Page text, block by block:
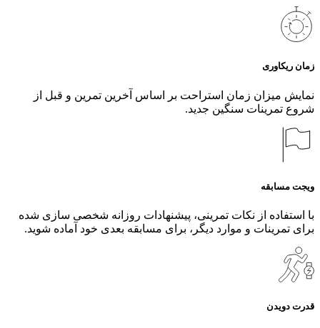
زمان ریکاوری
نمایش میزان زمان استراحت بر اساس آخرین تمرین و قبل از
شروع تمرینات سنگین جدید.
ویجت مسابقه
با استفاده از نکات تمرینی، پیشنهادات روزانه شخصی سازی شده
برای تمرینات و موارد دیگر، برای مسابقه بعدی خود آماده شوید.
قدرت دویدن